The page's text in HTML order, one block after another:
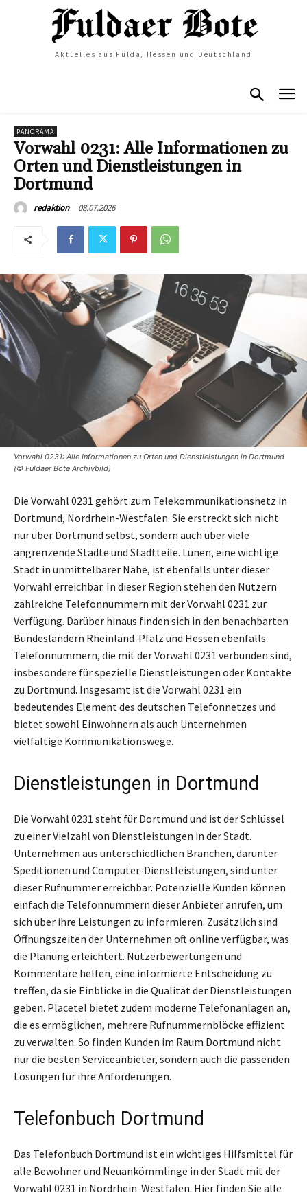
Aktuelles aus Fulda, Hessen und Deutschland
PANORAMA
Vorwahl 0231: Alle Informationen zu
Orten und Dienstleistungen in
Dortmund
redaktion 08.07.2026
Vorwahl 0231: Alle Informationen zu Orten und Dienstleistungen in Dortmund
(© Fuldaer Bote Archivbild)
Die Vorwahl 0231 gehört zum Telekommunikationsnetz in
Dortmund, Nordrhein-Westfalen. Sie erstreckt sich nicht
nur über Dortmund selbst, sondern auch über viele
angrenzende Städte und Stadtteile. Lünen, eine wichtige
Stadt in unmittelbarer Nähe, ist ebenfalls unter dieser
Vorwahl erreichbar. In dieser Region stehen den Nutzern
zahlreiche Telefonnummern mit der Vorwahl 0231 zur
Verfügung. Darüber hinaus finden sich in den benachbarten
Bundesländern Rheinland-Pfalz und Hessen ebenfalls
Telefonnummern, die mit der Vorwahl 0231 verbunden sind,
insbesondere für spezielle Dienstleistungen oder Kontakte
zu Dortmund. Insgesamt ist die Vorwahl 0231 ein
bedeutendes Element des deutschen Telefonnetzes und
bietet sowohl Einwohnern als auch Unternehmen
vielfältige Kommunikationswege.
Dienstleistungen in Dortmund
Die Vorwahl 0231 steht für Dortmund und ist der Schlüssel
zu einer Vielzahl von Dienstleistungen in der Stadt.
Unternehmen aus unterschiedlichen Branchen, darunter
Speditionen und Computer-Dienstleistungen, sind unter
dieser Rufnummer erreichbar. Potenzielle Kunden können
einfach die Telefonnummern dieser Anbieter anrufen, um
sich über ihre Leistungen zu informieren. Zusätzlich sind
Öffnungszeiten der Unternehmen oft online verfügbar, was
die Planung erleichtert. Nutzerbewertungen und
Kommentare helfen, eine informierte Entscheidung zu
treffen, da sie Einblicke in die Qualität der Dienstleistungen
geben. Placetel bietet zudem moderne Telefonanlagen an,
die es ermöglichen, mehrere Rufnummernblöcke effizient
zu verwalten. So finden Kunden im Raum Dortmund nicht
nur die besten Serviceanbieter, sondern auch die passenden
Lösungen für ihre Anforderungen.
Telefonbuch Dortmund
Das Telefonbuch Dortmund ist ein wichtiges Hilfsmittel für
alle Bewohner und Neuankömmlinge in der Stadt mit der
Vorwahl 0231 in Nordrhein-Westfalen. Hier finden Sie alle